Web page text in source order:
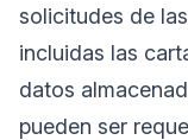
solicitudes de
incluidas las
datos
pueden ser